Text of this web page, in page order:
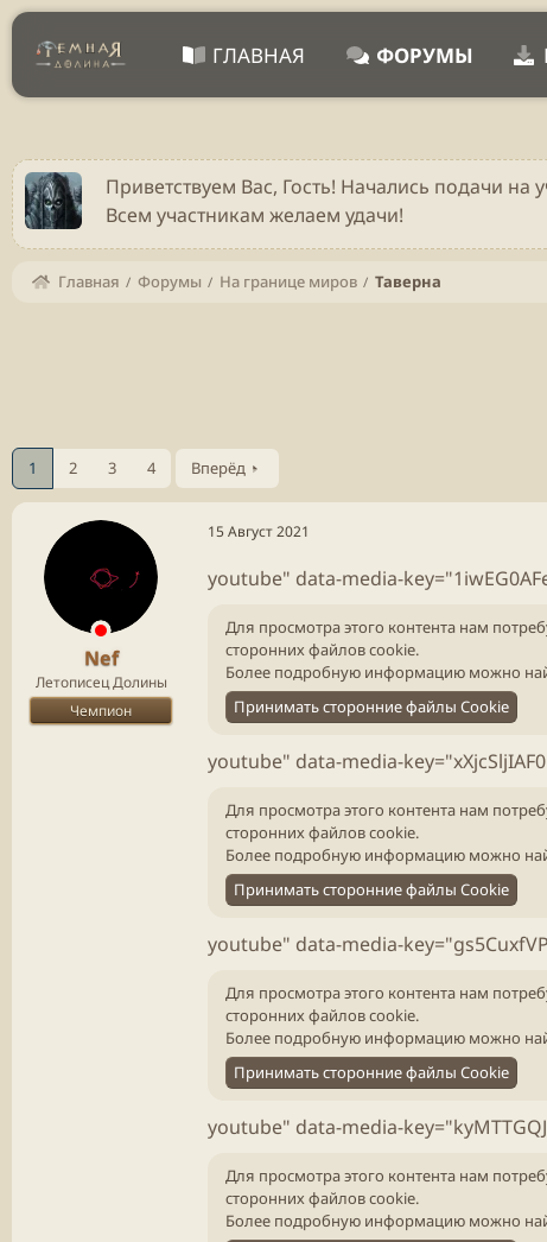
ГЛАВНАЯ ФОРУМЫ
Приветствуем Вас, Гость! Начались подачи на
Всем участникам желаем удачи!
Главная Форумы На границе миров Таверна
1 2 3 4 Вперёд
Nef
Летописец Долины
Чемпион
15 Август 2021
youtube" data-media-
Для просмотра этого контента нам
сторонних файлов cookie.
Более подробную информацию можно
Принимать сторонние файлы Cookie
youtube" data-media-
Для просмотра этого контента нам
сторонних файлов cookie.
Более подробную информацию можно
Принимать сторонние файлы Cookie
youtube" data-media-
Для просмотра этого контента нам
сторонних файлов cookie.
Более подробную информацию можно
Принимать сторонние файлы Cookie
youtube" data-media-
Для просмотра этого контента нам
сторонних файлов cookie.
Более подробную информацию можно